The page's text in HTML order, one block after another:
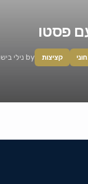
פסטו
קציצות by נילי